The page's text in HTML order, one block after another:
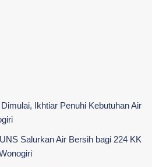
Ikhtiar Penuhi Kebutuhan Air
Salurkan Air Bersih bagi 224 KK